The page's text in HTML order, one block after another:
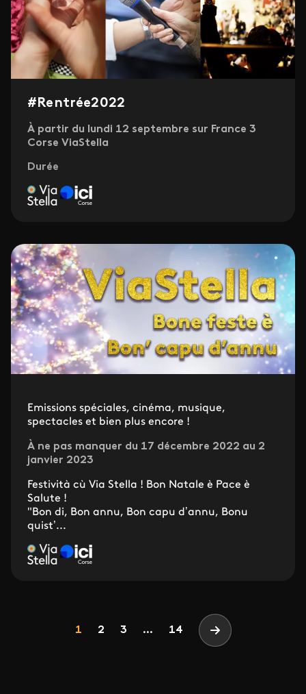
#Rentrée2022
À partir du lundi 12 septembre sur France 3
Corse ViaStella
Durée
Emissions spéciales, cinéma, musique,
spectacles et bien plus encore !
À ne pas manquer du 17 décembre 2022 au 2
janvier 2023
Festività cù Via Stella ! Bon Natale è Pace è
Salute !
"Bon di, Bon annu, Bon capu d’annu, Bonu
quist’...
Page
1 Page
2 Page
3 ... 14 Page suivante